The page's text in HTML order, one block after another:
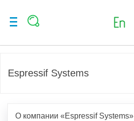
Espressif Systems
О компании «Espressif Systems»